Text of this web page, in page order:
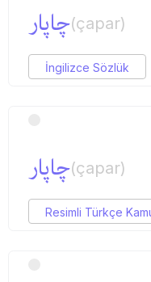
چاپار(çapar)
İngilizce Sözlük
چاپار(çapar)
Resimli Türkçe